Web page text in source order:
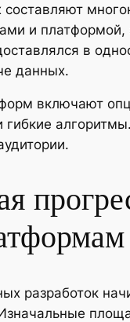
и
в
данных.
включают
разработок